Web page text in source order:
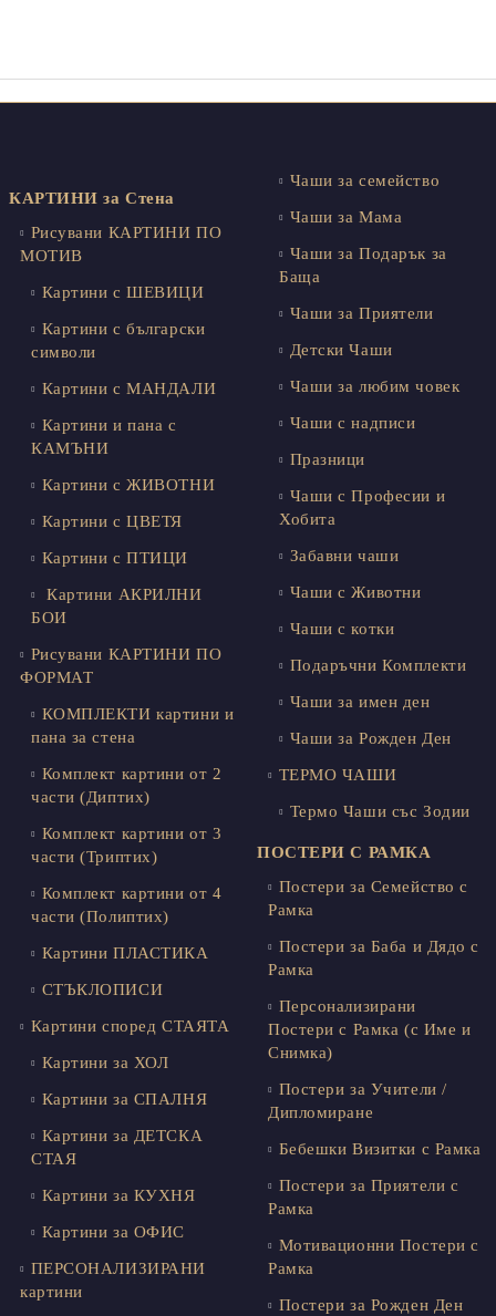
КАРТИНИ за Стена
Рисувани КАРТИНИ ПО
МОТИВ
Картини с ШЕВИЦИ
Картини с български
символи
Картини с МАНДАЛИ
Картини и пана с
КАМЪНИ
Картини с ЖИВОТНИ
Картини с ЦВЕТЯ
Картини с ПТИЦИ
Картини АКРИЛНИ
БОИ
Рисувани КАРТИНИ ПО
ФОРМАТ
КОМПЛЕКТИ картини и
пана за стена
Комплект картини от 2
части (Диптих)
Комплект картини от 3
части (Триптих)
Комплект картини от 4
части (Полиптих)
Картини ПЛАСТИКА
СТЪКЛОПИСИ
Картини според СТАЯТА
Картини за ХОЛ
Картини за СПАЛНЯ
Картини за ДЕТСКА
СТАЯ
Картини за КУХНЯ
Картини за ОФИС
ПЕРСОНАЛИЗИРАНИ
картини
Чаши за семейство
Чаши за Мама
Чаши за Подарък за
Баща
Чаши за Приятели
Детски Чаши
Чаши за любим човек
Чаши с надписи
Празници
Чаши с Професии и
Хобита
Забавни чаши
Чаши с Животни
Чаши с котки
Подаръчни Комплекти
Чаши за имен ден
Чаши за Рожден Ден
ТЕРМО ЧАШИ
Термо Чаши със Зодии
ПОСТЕРИ С РАМКА
Постери за Семейство с
Рамка
Постери за Баба и Дядо с
Рамка
Персонализирани
Постери с Рамка (с Име и
Снимка)
Постери за Учители /
Дипломиране
Бебешки Визитки с Рамка
Постери за Приятели с
Рамка
Мотивационни Постери с
Рамка
Постери за Рожден Ден